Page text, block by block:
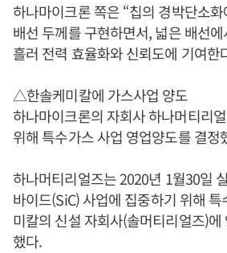
하나마이크론 쪽은 “칩의 경박단소
배선 두께를 구현하면서, 넓은 배선
흘러 전력 효율화와 신뢰도에 기여한
△한솔케미칼에 가스사업 양도
하나마이크론의 자회사 하나머티리
위해 특수가스 사업 영업양도를 결정
하나머티리얼즈는 2020년 1월30일
바이드(SiC) 사업에 집중하기 위해
미칼의 신설 자회사(솔머티리얼즈)
했다.